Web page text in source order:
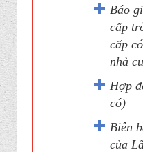
Báo
cấp
cấp
nhà
Hợp
có)
Biên
của